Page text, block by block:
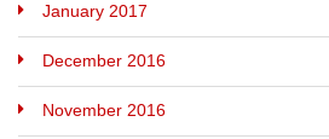
January 2017
December 2016
November 2016